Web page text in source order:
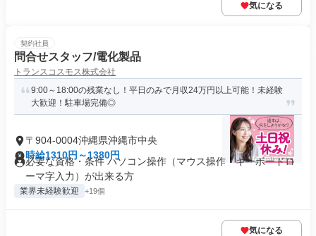
気になる
契約社員
問合せスタッフ/電化製品
トランスコスモス株式会社
9:00～18:00の残業なし！平日のみで月収24万円以上可能！未経験
大歓迎！駐車場完備◎
〒904-0004沖縄県沖縄市中央
時給1310円～1380円
必要な資格・条件 パソコン操作（マウス操作・キーボードロ
ーマ字入力）が出来る方
業界未経験歓迎 +19個
気になる